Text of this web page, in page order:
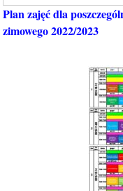
Plan zajęć dla
zimowego 2022/2023